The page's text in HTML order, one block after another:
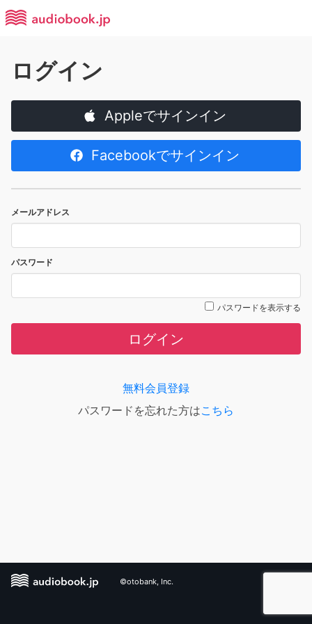
ログイン
Appleでサインイン
Facebookでサインイン
メールアドレス
パスワード
パスワードを表示する
ログイン
無料会員登録
パスワードを忘れた方はこちら
©otobank, Inc.